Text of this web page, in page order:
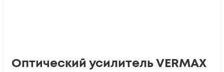
Оптический усилитель VERMAX